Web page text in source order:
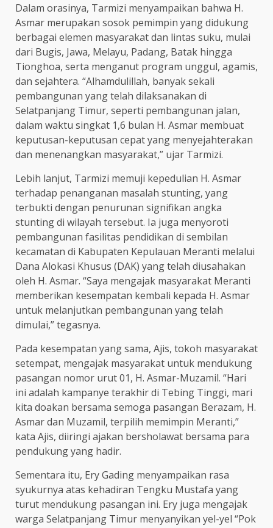
Dalam orasinya, Tarmizi menyampaikan bahwa H.
Asmar merupakan sosok pemimpin yang didukung
berbagai elemen masyarakat dan lintas suku, mulai
dari Bugis, Jawa, Melayu, Padang, Batak hingga
Tionghoa, serta menganut program unggul, agamis,
dan sejahtera. “Alhamdulillah, banyak sekali
pembangunan yang telah dilaksanakan di
Selatpanjang Timur, seperti pembangunan jalan,
dalam waktu singkat 1,6 bulan H. Asmar membuat
keputusan-keputusan cepat yang menyejahterakan
dan menenangkan masyarakat,” ujar Tarmizi.
Lebih lanjut, Tarmizi memuji kepedulian H. Asmar
terhadap penanganan masalah stunting, yang
terbukti dengan penurunan signifikan angka
stunting di wilayah tersebut. Ia juga menyoroti
pembangunan fasilitas pendidikan di sembilan
kecamatan di Kabupaten Kepulauan Meranti melalui
Dana Alokasi Khusus (DAK) yang telah diusahakan
oleh H. Asmar. “Saya mengajak masyarakat Meranti
memberikan kesempatan kembali kepada H. Asmar
untuk melanjutkan pembangunan yang telah
dimulai,” tegasnya.
Pada kesempatan yang sama, Ajis, tokoh masyarakat
setempat, mengajak masyarakat untuk mendukung
pasangan nomor urut 01, H. Asmar-Muzamil. “Hari
ini adalah kampanye terakhir di Tebing Tinggi, mari
kita doakan bersama semoga pasangan Berazam, H.
Asmar dan Muzamil, terpilih memimpin Meranti,”
kata Ajis, diiringi ajakan bersholawat bersama para
pendukung yang hadir.
Sementara itu, Ery Gading menyampaikan rasa
syukurnya atas kehadiran Tengku Mustafa yang
turut mendukung pasangan ini. Ery juga mengajak
warga Selatpanjang Timur menyanyikan yel-yel “Pok